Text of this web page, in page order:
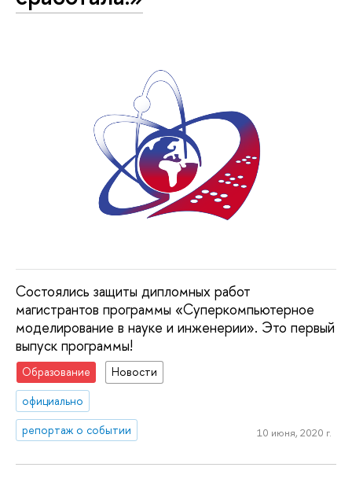
Состоялись защиты дипломных работ
магистрантов программы «Суперкомпьютерное
моделирование в науке и инженерии». Это первый
выпуск программы!
Образование
Новости
официально
репортаж о событии
10 июня, 2020 г.